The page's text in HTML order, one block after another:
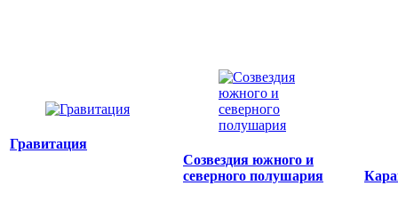
Гравитация
Созвездия южного и
северного полушария